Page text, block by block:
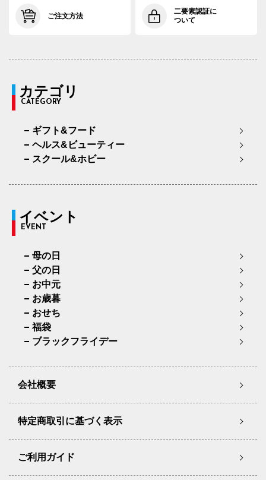
ご注文方法
二要素認証に
ついて
カテゴリ
CATEGORY
ギフト&フード
ヘルス&ビューティー
スクール&ホビー
イベント
EVENT
母の日
父の日
お中元
お歳暮
おせち
福袋
ブラックフライデー
会社概要
特定商取引に基づく表示
ご利用ガイド